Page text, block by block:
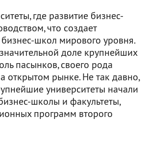
где развитие бизнес-
что создает
школ мирового уровня.
доле крупнейших
пасынков, своего рода
открытом рынке. Не так давно,
университеты начали
школы и факультеты,
программ второго